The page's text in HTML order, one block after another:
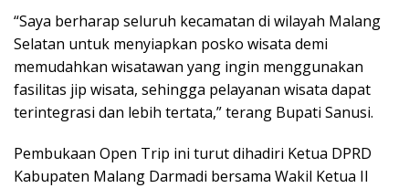
“Saya berharap seluruh kecamatan di wilayah Malang
Selatan untuk menyiapkan posko wisata demi
memudahkan wisatawan yang ingin menggunakan
fasilitas jip wisata, sehingga pelayanan wisata dapat
terintegrasi dan lebih tertata,” terang Bupati Sanusi.
Pembukaan Open Trip ini turut dihadiri Ketua DPRD
Kabupaten Malang Darmadi bersama Wakil Ketua II